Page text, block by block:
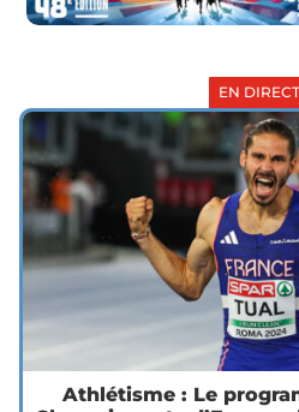
EN DIRECT
Athlétisme : Le